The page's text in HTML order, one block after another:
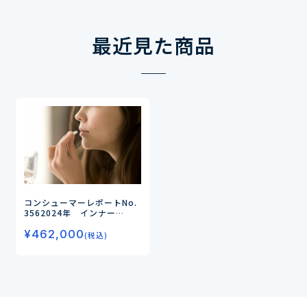
最近見た商品
コンシューマーレポートNo.
3562024年 インナー
（第3弾）―ターニングポイ
ントは27歳！高まる「健康=
¥462,000(税込)